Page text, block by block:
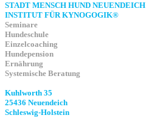
STADT MENSCH HUND NEUENDEICH
INSTITUT FÜR KYNOGOGIK®
Seminare
Hundeschule
Einzelcoaching
Hundepension
Ernährung
Systemische Beratung
Kuhlworth 35
25436 Neuendeich
Schleswig-Holstein